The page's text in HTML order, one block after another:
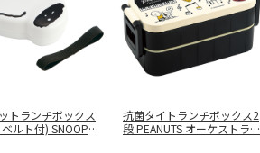
トランチボックス
ルト付) SNOOPY
抗菌タイトランチボックス2
段 PEANUTS オーケストラ…